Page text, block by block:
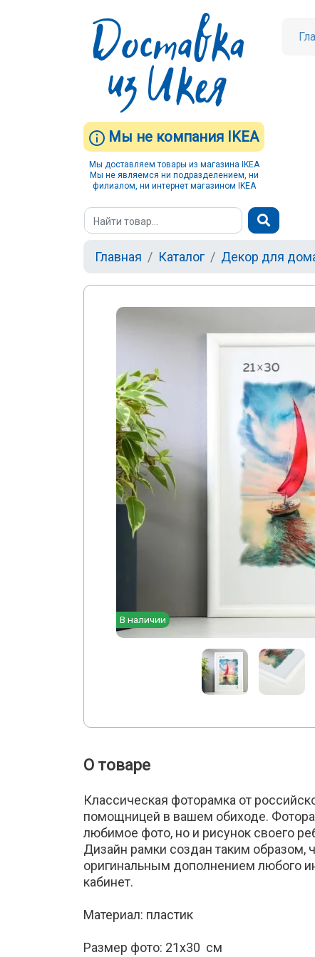
Мы не компания IKEA
Мы доставляем товары из магазина IKEA
Мы не являемся ни подразделением, ни
филиалом, ни интернет магазином IKEA
Главная Каталог Декор для
В наличии
О товаре
Классическая фоторамка от
помощницей в вашем обиходе.
любимое фото, но и рисунок своего
Дизайн рамки создан таким образом,
оригинальным дополнением любого
кабинет.
Материал: пластик
Размер фото: 21х30 см